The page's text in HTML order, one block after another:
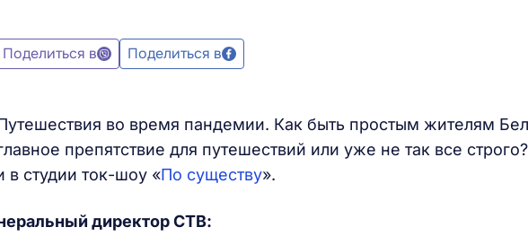
Поделиться в Поделиться в
во время пандемии. Как быть простым жителям
препятствие для путешествий или уже не так все строго?
в студии ток-шоу «По существу».
директор СТВ: